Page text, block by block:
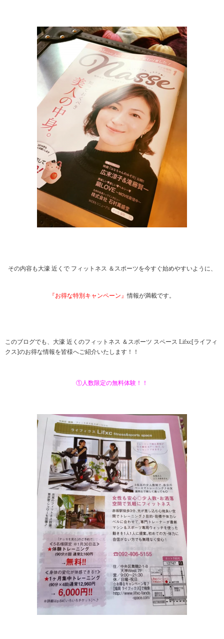
その内容も大濠 近くで フィットネス ＆スポーツを今すぐ始めやすいように、
『お得な特別キャンペーン』情報が満載です。
このブログでも、大濠 近くのフィットネス ＆スポーツ スペース Lifxc[ライフィ
クス]のお得な情報を皆様へご紹介いたします！！
①人数限定の無料体験！！